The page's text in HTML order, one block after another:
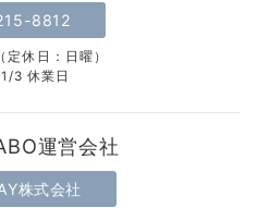
8812
休日：日曜）
3 休業日
運営会社
株式会社